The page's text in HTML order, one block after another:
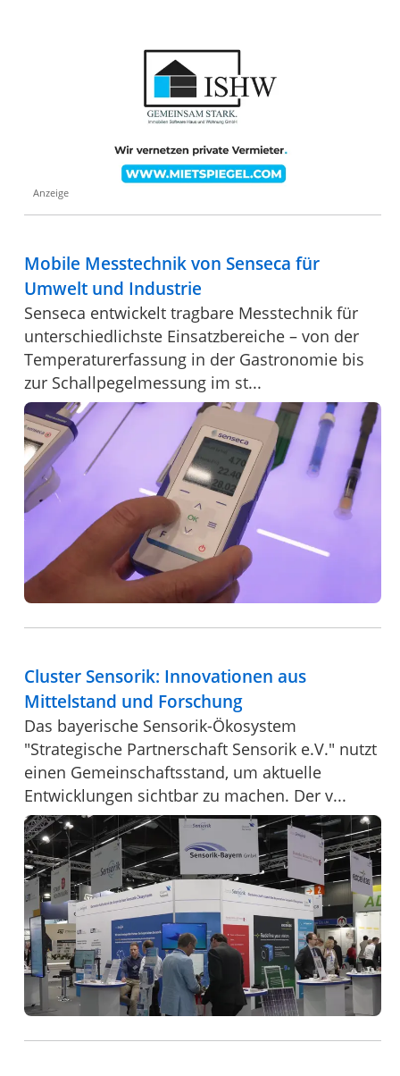
Anzeige
Mobile Messtechnik von Senseca für
Umwelt und Industrie
Senseca entwickelt tragbare Messtechnik für
unterschiedlichste Einsatzbereiche – von der
Temperaturerfassung in der Gastronomie bis
zur Schallpegelmessung im st...
Cluster Sensorik: Innovationen aus
Mittelstand und Forschung
Das bayerische Sensorik-Ökosystem
"Strategische Partnerschaft Sensorik e.V." nutzt
einen Gemeinschaftsstand, um aktuelle
Entwicklungen sichtbar zu machen. Der v...